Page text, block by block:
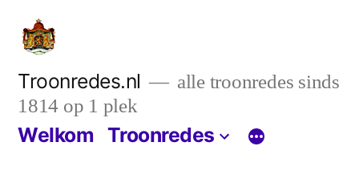
naar
inhoud
Troonredes.nl
alle troonredes sinds
1814 op 1 plek
Welkom Troonredes